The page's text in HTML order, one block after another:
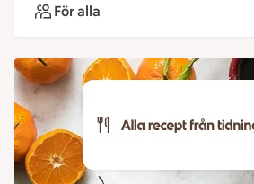
För alla